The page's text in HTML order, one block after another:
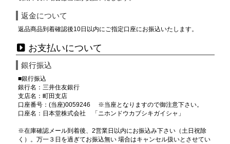
返金について
返品商品到着確認後10日以内にご指定口座にお振込いたします。
お支払いについて
銀行振込
■銀行振込
銀行名：三井住友銀行
支店名：町田支店
口座番号：(当座)0059246 ※当座となりますので御注意下さい。
口座名：日本堂株式会社 「ニホンドウカブシキガイシャ」
※在庫確認メール到着後、2営業日以内にお振込み下さい（土日祝除
く）。万一３日を過ぎてお振込無い 場合はキャンセル扱いとさせてい